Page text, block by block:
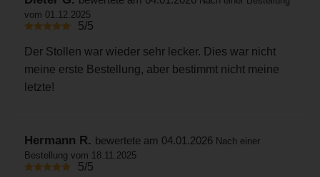
vom 01.12.2025
5/5
Der Stollen war wieder sehr lecker. Dies war nicht
meine erste Bestellung, aber bestimmt nicht meine
letzte!
Hermann R. bewertete am 04.01.2026 Nach einer
Bestellung vom 18.11.2025
5/5